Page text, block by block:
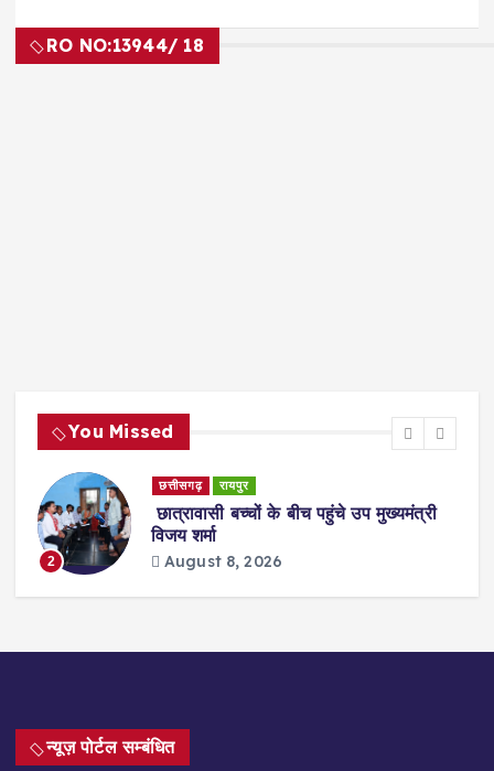
RO NO:13944/ 18
You Missed
2
छत्तीसगढ़ रायपुर
छात्रावासी बच्चों के बीच पहुंचे उप मुख्यमंत्री
विजय शर्मा
August 8, 2026
न्यूज़ पोर्टल सम्बंधित